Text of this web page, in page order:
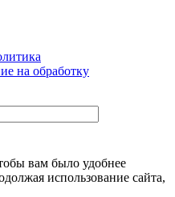
на обработку
вам было удобнее
использование сайта,